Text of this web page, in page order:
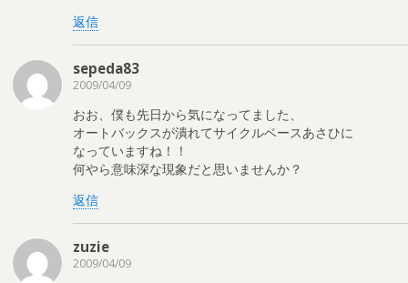
返信
sepeda83
2009/04/09
おお、僕も先日から気になってました、
オートバックスが潰れてサイクルベースあさひに
なっていますね！！
何やら意味深な現象だと思いませんか？
返信
zuzie
2009/04/09